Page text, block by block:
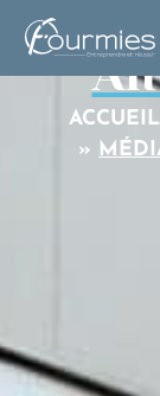
ACCUEIL
»